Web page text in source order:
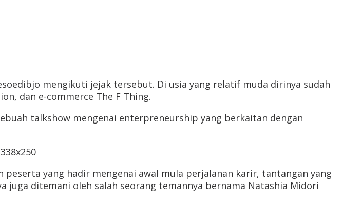
mengikuti jejak tersebut. Di usia yang relatif muda dirinya sudah
dan e-commerce The F Thing.
talkshow mengenai enterpreneurship yang berkaitan dengan
yang hadir mengenai awal mula perjalanan karir, tantangan yang
ditemani oleh salah seorang temannya bernama Natashia Midori